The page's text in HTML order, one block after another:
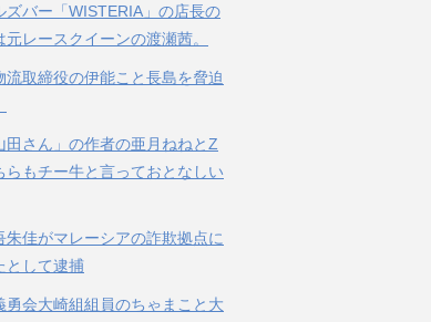
ズバー「WISTERIA」の店長の
レースクイーンの渡瀬茜。
流取締役の伊能こと長島を脅迫
田さん」の作者の亜月ねねとZ
らもチー牛と言っておとなしい
朱佳がマレーシアの詐欺拠点に
として逮捕
勇会大崎組組員のちゃまこと大